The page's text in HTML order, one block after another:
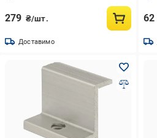
279 ₴/шт.
Доставимо
62